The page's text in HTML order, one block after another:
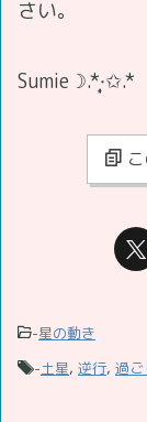
さい。
Sumie☽.*·̩͙✩.*
-星の動き
-土星, 逆行, 過